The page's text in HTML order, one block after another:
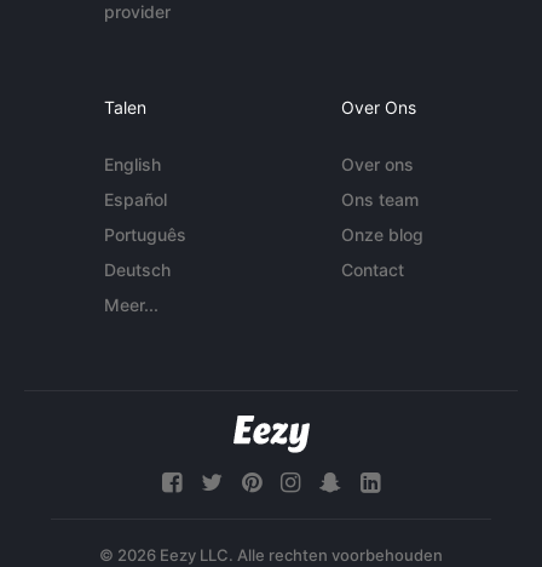
provider
Talen
English
Español
Português
Deutsch
Meer...
Over Ons
Over ons
Ons team
Onze blog
Contact
© 2026 Eezy LLC. Alle rechten voorbehouden